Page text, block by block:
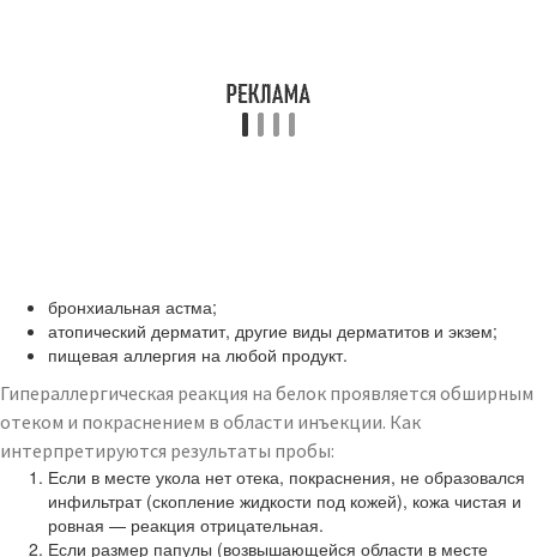
бронхиальная астма;
атопический дерматит, другие виды дерматитов и экзем;
пищевая аллергия на любой продукт.
Гипераллергическая реакция на белок проявляется обширным
отеком и покраснением в области инъекции. Как
интерпретируются результаты пробы:
Если в месте укола нет отека, покраснения, не образовался
инфильтрат (скопление жидкости под кожей), кожа чистая и
ровная — реакция отрицательная.
Если размер папулы (возвышающейся области в месте